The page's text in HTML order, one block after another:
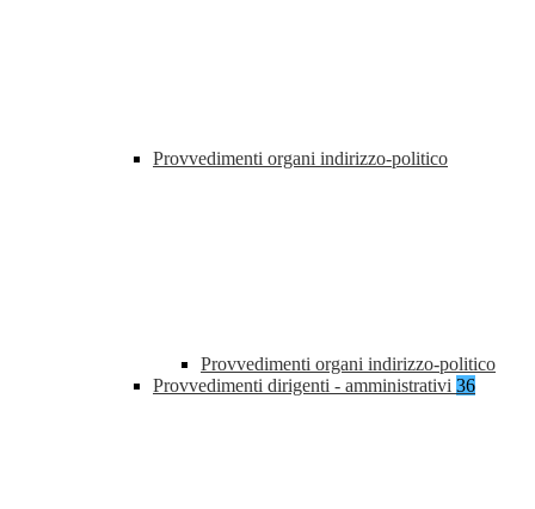
Provvedimenti organi indirizzo-politico
Provvedimenti organi indirizzo-politico
Provvedimenti dirigenti - amministrativi 36